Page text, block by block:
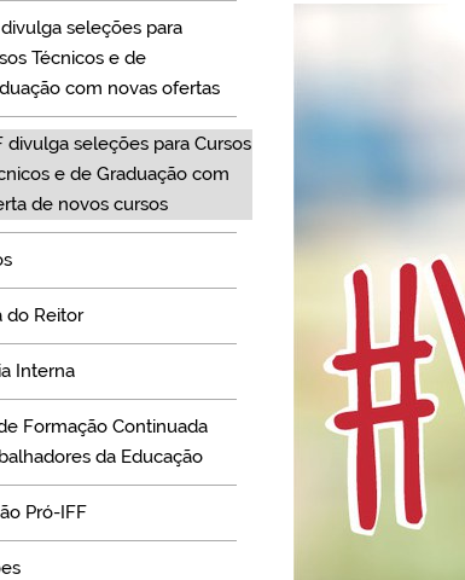
seleções para
Técnicos e de
com novas ofertas
divulga seleções para Cursos
e de Graduação com
de novos cursos
do Reitor
Interna
Formação Continuada
da Educação
Pró-IFF